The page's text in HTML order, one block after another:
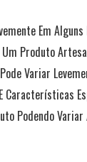
Em Alguns
Produto
Variar
Características
Podendo Variar